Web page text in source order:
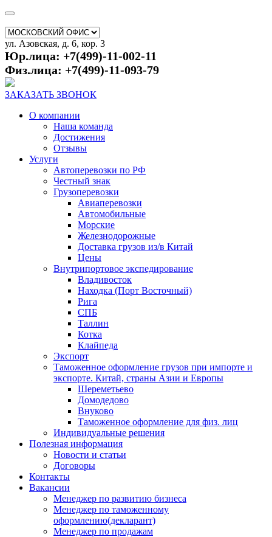
ул. Азовская, д. 6, кор. 3
Юр.лица: +7(499)-11-002-11
Физ.лица: +7(499)-11-093-79
ЗАКАЗАТЬ ЗВОНОК
О компании
Наша команда
Достижения
Отзывы
Услуги
Автоперевозки по РФ
Честный знак
Грузоперевозки
Авиаперевозки
Автомобильные
Морские
Железнодорожные
Доставка грузов из/в Китай
Цены
Внутрипортовое экспедирование
Владивосток
Находка (Порт Восточный)
Рига
СПБ
Таллин
Котка
Клайпеда
Экспорт
Таможенное оформление грузов при импорте и
экспорте. Китай, страны Азии и Европы
Шереметьево
Домодедово
Внуково
Таможенное оформление для физ. лиц
Индивидуальные решения
Полезная информация
Новости и статьи
Договоры
Контакты
Вакансии
Менеджер по развитию бизнеса
Менеджер по таможенному
оформлению(декларант)
Менеджер по продажам